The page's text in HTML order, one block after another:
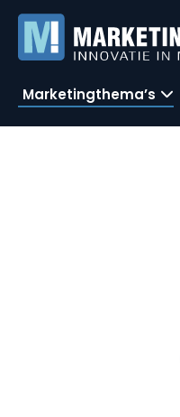
Marketingthema’s